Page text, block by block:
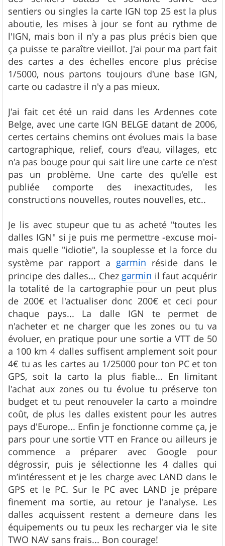
sentiers ou singles la carte IGN top 25 est la plus
aboutie, les mises à jour se font au rythme de
l'IGN, mais bon il n'y a pas plus précis bien que
ça puisse te paraître vieillot. J'ai pour ma part fait
des cartes a des échelles encore plus précise
1/5000, nous partons toujours d'une base IGN,
carte ou cadastre il n'y a pas mieux.
J'ai fait cet été un raid dans les Ardennes cote
Belge, avec une carte IGN BELGE datant de 2006,
certes certains chemins ont évolues mais la base
cartographique, relief, cours d'eau, villages, etc
n'a pas bouge pour qui sait lire une carte ce n'est
pas un problème. Une carte des qu'elle est
publiée comporte des inexactitudes, les
constructions nouvelles, routes nouvelles, etc..
Je lis avec stupeur que tu as acheté "toutes les
dalles IGN" si je puis me permettre -excuse moi-
mais quelle "idiotie", la souplesse et la force du
système par rapport a garmin réside dans le
principe des dalles... Chez garmin il faut acquérir
la totalité de la cartographie pour un peut plus
de 200€ et l'actualiser donc 200€ et ceci pour
chaque pays... La dalle IGN te permet de
n'acheter et ne charger que les zones ou tu va
évoluer, en pratique pour une sortie a VTT de 50
a 100 km 4 dalles suffisent amplement soit pour
4€ tu as les cartes au 1/25000 pour ton PC et ton
GPS, soit la carto la plus fiable... En limitant
l'achat aux zones ou tu évolue tu préserve ton
budget et tu peut renouveler la carto a moindre
coût, de plus les dalles existent pour les autres
pays d'Europe... Enfin je fonctionne comme ça, je
pars pour une sortie VTT en France ou ailleurs je
commence a préparer avec Google pour
dégrossir, puis je sélectionne les 4 dalles qui
m’intéressent et je les charge avec LAND dans le
GPS et le PC. Sur le PC avec LAND je prépare
finement ma sortie, au retour je l'analyse. Les
dalles acquissent restent a demeure dans les
équipements ou tu peux les recharger via le site
TWO NAV sans frais... Bon courage!